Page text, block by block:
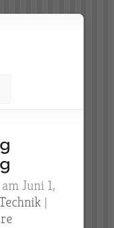
am Juni 1,
|